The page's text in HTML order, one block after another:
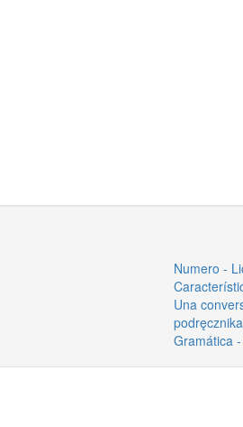
Numero -
Una
podręcznika
Gramática